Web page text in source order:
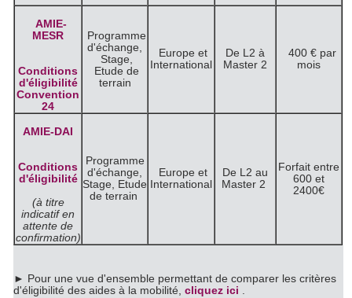
AMIE-
MESR
Conditions
d'éligibilité
Convention
24
Programme
d'échange,
Stage,
Etude de
terrain
Europe et
International
De L2 à
Master 2
400 € par
mois
AMIE-DAI
Conditions
d'éligibilité
(à titre
indicatif en
attente de
confirmation)
Programme
d'échange,
Stage, Etude
de terrain
Europe et
International
De L2 au
Master 2
Forfait entre
600 et
2400€
► Pour une vue d'ensemble permettant de comparer les critères
d'éligibilité des aides à la mobilité,cliquez ici .